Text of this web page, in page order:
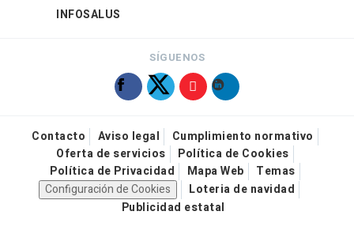
INFOSALUS
SÍGUENOS
Contacto Aviso legal
Cumplimiento normativo
Oferta de servicios
Política de Cookies
Política de Privacidad
Mapa Web
Temas
Configuración de Cookies
Loteria de navidad
Publicidad estatal